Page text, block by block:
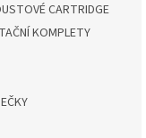
CARTRIDGE
KOMPLETY